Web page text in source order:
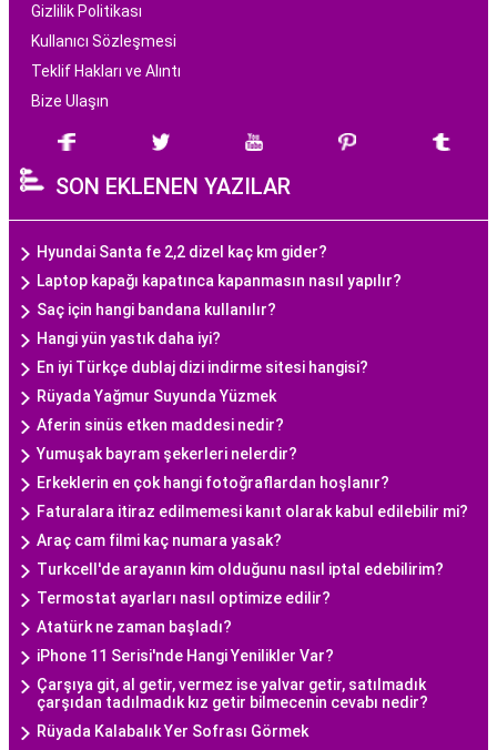
Gizlilik Politikası
Kullanıcı Sözleşmesi
Teklif Hakları ve Alıntı
Bize Ulaşın
SON EKLENEN YAZILAR
Hyundai Santa fe 2,2 dizel kaç km gider?
Laptop kapağı kapatınca kapanmasın nasıl yapılır?
Saç için hangi bandana kullanılır?
Hangi yün yastık daha iyi?
En iyi Türkçe dublaj dizi indirme sitesi hangisi?
Rüyada Yağmur Suyunda Yüzmek
Aferin sinüs etken maddesi nedir?
Yumuşak bayram şekerleri nelerdir?
Erkeklerin en çok hangi fotoğraflardan hoşlanır?
Faturalara itiraz edilmemesi kanıt olarak kabul edilebilir mi?
Araç cam filmi kaç numara yasak?
Turkcell'de arayanın kim olduğunu nasıl iptal edebilirim?
Termostat ayarları nasıl optimize edilir?
Atatürk ne zaman başladı?
iPhone 11 Serisi'nde Hangi Yenilikler Var?
Çarşıya git, al getir, vermez ise yalvar getir, satılmadık
çarşıdan tadılmadık kız getir bilmecenin cevabı nedir?
Rüyada Kalabalık Yer Sofrası Görmek